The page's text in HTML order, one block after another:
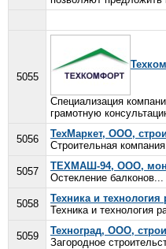
5055
Специализация
грамотную
5056
ТехМаркет, ООО,
Строительная
5057
ТЕХМАШ-94, ООО,
Остекление балконов...
5058
Техника и
Техника и технология
5059
Техноград, ООО,
Загородное